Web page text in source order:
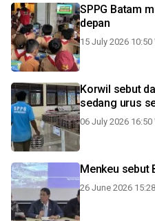
SPPG Batam
depan
15 July 2026 10:50
Korwil sebut
sedang urus
06 July 2026 16:50
Menkeu sebut
26 June 2026